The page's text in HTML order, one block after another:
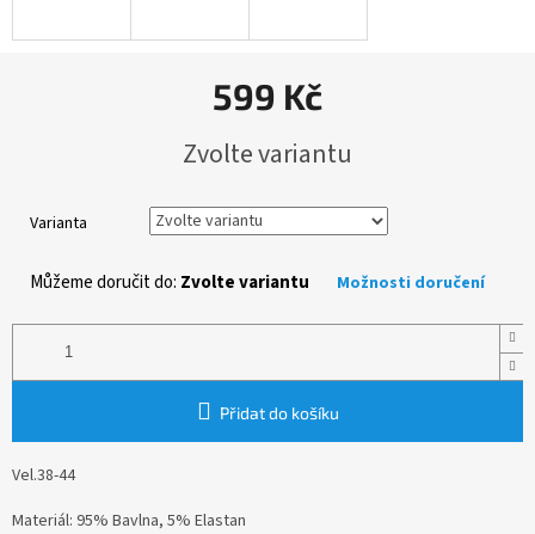
599 Kč
cena:
Zvolte variantu
Varianta
Můžeme doručit do: Zvolte variantu Možnosti doručení
Přidat do košíku
Vel.38-44
Materiál: 95% Bavlna, 5% Elastan